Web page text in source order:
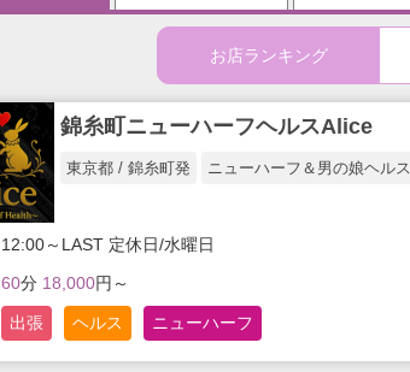
お店ランキング
錦糸町ニューハーフヘルスAlice
東京都 / 錦糸町発 ニューハーフ＆男の娘ヘルス
12:00～LAST 定休日/水曜日
60分 18,000円～
出張 ヘルス ニューハーフ